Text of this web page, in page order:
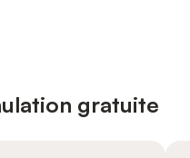
gratuite